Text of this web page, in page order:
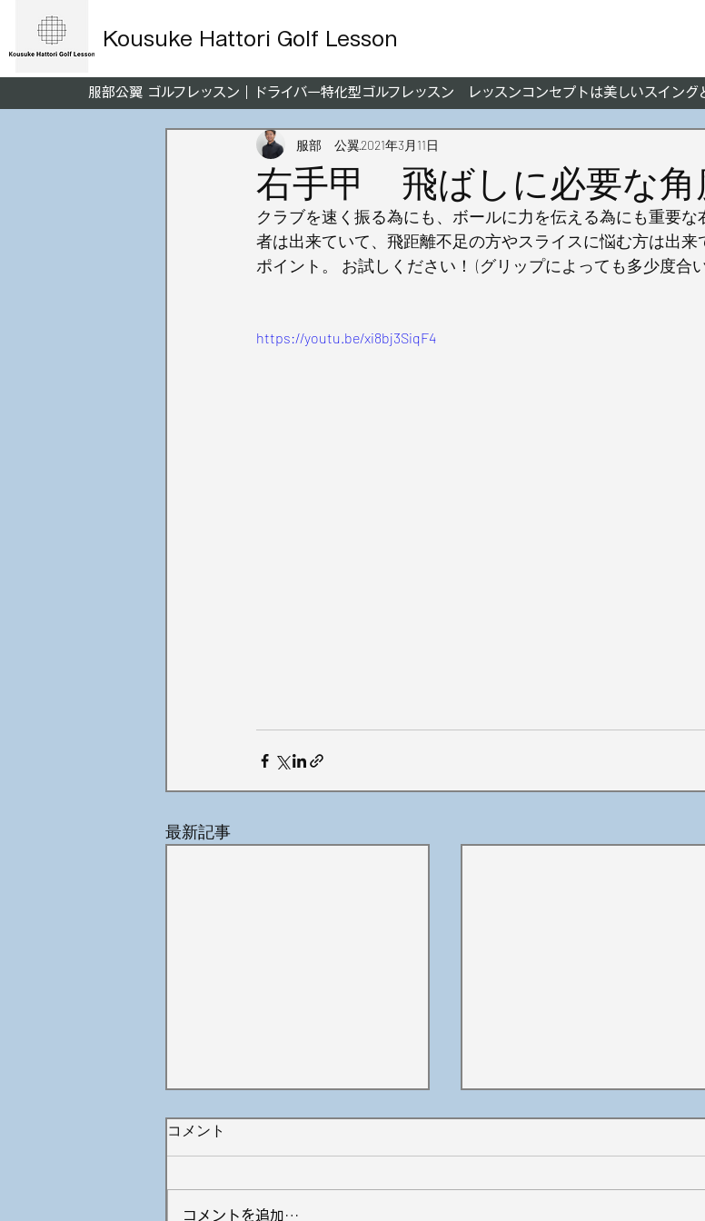
Kousuke Hattori Golf Lesson
服部公翼 ゴルフレッスン｜ドライバー特化型ゴルフレッスン レッスンコンセプトは美しいスイング
右手甲 飛ばしに必要な角
服部 公翼2021年3月11日
クラブを速く振る為にも、ボールに力を伝える為にも重要な
者は出来ていて、飛距離不足の方やスライスに悩む方は出
ポイント。 お試しください！ (グリップによっても多少度合
https://youtu.be/xi8bj3SiqF4
最新記事
コメント
コメントを追加…